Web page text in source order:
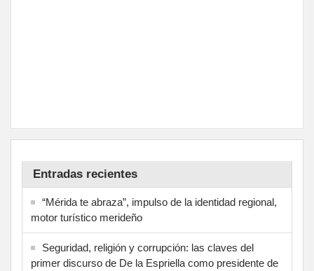
Entradas recientes
“Mérida te abraza”, impulso de la identidad regional,
motor turístico merideño
Seguridad, religión y corrupción: las claves del
primer discurso de De la Espriella como presidente de